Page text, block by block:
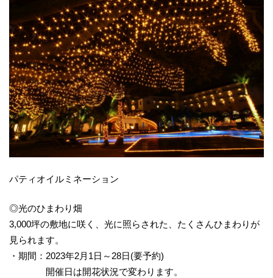
パティオイルミネーション
◎光のひまわり畑
3,000坪の敷地に咲く、光に照らされた、たくさんひまわりが
見られます。
・期間：2023年2月1日～28日(要予約)
開催日は開花状況で変わります。